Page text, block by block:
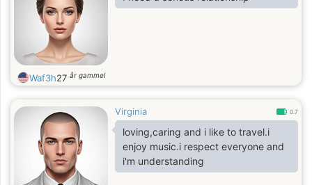
Waf3h27 år gammel
Virginia 0.7
loving,caring and i like to travel.i
enjoy music.i respect everyone and
i'm understanding